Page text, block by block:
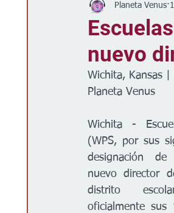
Inmigración Crimen
Clima
nuevo
Planeta Venus
Wichita, Kansas
Planeta Venus
Wichita -
(WPS, por sus
designación
nuevo director
distrito
oficialmente sus